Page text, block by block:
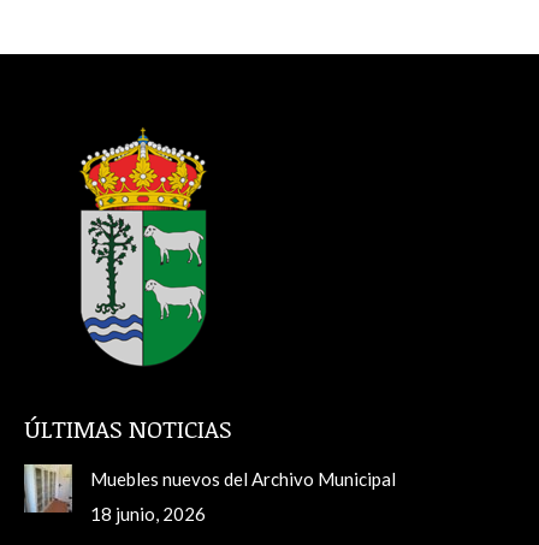
ÚLTIMAS NOTICIAS
Muebles nuevos del Archivo Municipal
18 junio, 2026